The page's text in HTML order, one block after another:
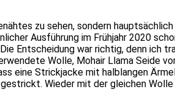
zu sehen, sondern
Ausführung im Frühjahr 2020
Entscheidung war richtig, denn ich
Wolle, Mohair Llama Seide
eine Strickjacke mit halblangen
Wieder mit der gleichen